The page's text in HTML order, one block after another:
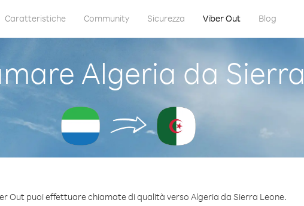
Caratteristiche Community Sicurezza Viber Out Blog
Algeria da
Out puoi effettuare chiamate di qualità verso Algeria da Sierra Leone.